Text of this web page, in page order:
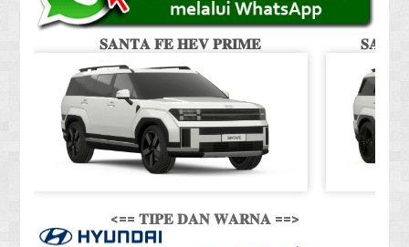
𝐒𝐀𝐍𝐓𝐀 𝐅𝐄 𝐇𝐄𝐕 𝐏𝐑𝐈𝐌𝐄
<== 𝐓𝐈𝐏𝐄 𝐃𝐀𝐍 𝐖𝐀𝐑𝐍𝐀 ==>